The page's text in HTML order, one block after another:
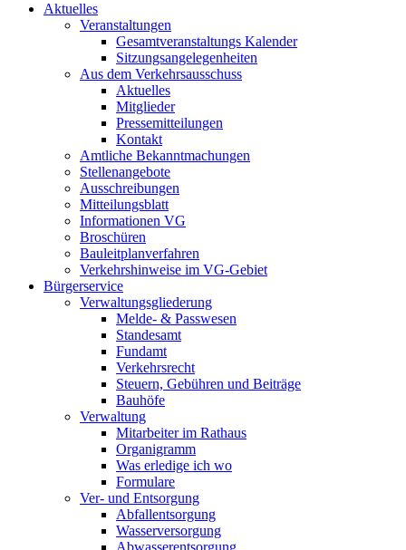
Aktuelles
Veranstaltungen
Gesamtveranstaltungs Kalender
Sitzungsangelegenheiten
Aus dem Verkehrsausschuss
Aktuelles
Mitglieder
Pressemitteilungen
Kontakt
Amtliche Bekanntmachungen
Stellenangebote
Ausschreibungen
Mitteilungsblatt
Informationen VG
Broschüren
Bauleitplanverfahren
Verkehrshinweise im VG-Gebiet
Bürgerservice
Verwaltungsgliederung
Melde- & Passwesen
Standesamt
Fundamt
Verkehrsrecht
Steuern, Gebühren und Beiträge
Bauhöfe
Verwaltung
Mitarbeiter im Rathaus
Organigramm
Was erledige ich wo
Formulare
Ver- und Entsorgung
Abfallentsorgung
Wasserversorgung
Abwasserentsorgung